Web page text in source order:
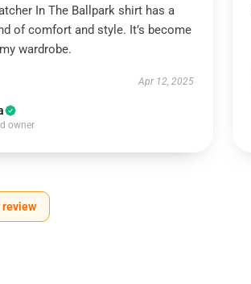
In The Ballpark shirt has a
of comfort and style. It’s become
wardrobe.
Apr 12, 2025
owner
review